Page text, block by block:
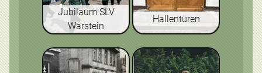
Jubiläum SLV
Warstein
Hallentüren